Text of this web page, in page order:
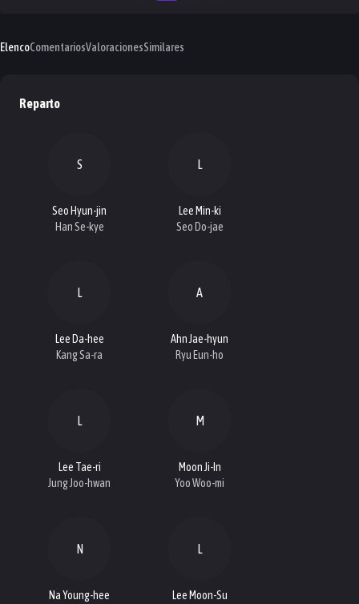
ElencoComentariosValoracionesSimilares
Reparto
S
Seo Hyun-jin
Han Se-kye
L
Lee Min-ki
Seo Do-jae
L
Lee Da-hee
Kang Sa-ra
A
Ahn Jae-hyun
Ryu Eun-ho
L
Lee Tae-ri
Jung Joo-hwan
M
Moon Ji-In
Yoo Woo-mi
N
Na Young-hee
L
Lee Moon-Su